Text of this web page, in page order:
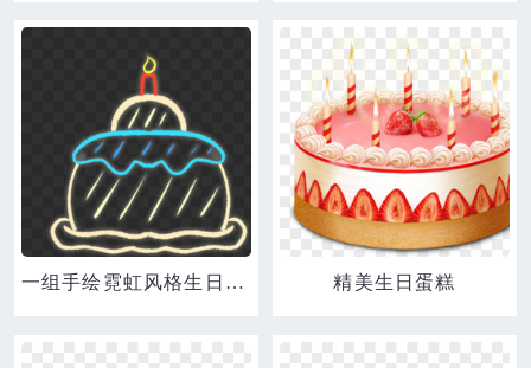
一组手绘霓虹风格生日派对装饰之生日蛋糕元素 精美生日蛋糕